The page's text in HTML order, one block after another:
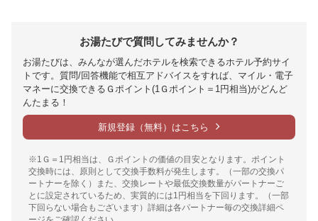
お湯たびで質問してみませんか？
お湯たびは、みんなが選んだホテルを検索できるホテル予約サイ
トです。質問/回答機能で相互アドバイスをすれば、マイル・電子
マネーに交換できるＧポイント(1Ｇポイント＝1円相当)がどんど
んたまる！
新規登録（無料）はこちら
※1Ｇ＝1円相当は、Ｇポイントの価値の目安となります。ポイント
交換時には、原則として交換手数料が発生します。（一部の交換パ
ートナーを除く）また、交換レートや最低交換数量がパートナーご
とに設定されているため、実質的には1円相当を下回ります。（一部
下回らない場合もございます）詳細は各パートナー毎の交換詳細ペ